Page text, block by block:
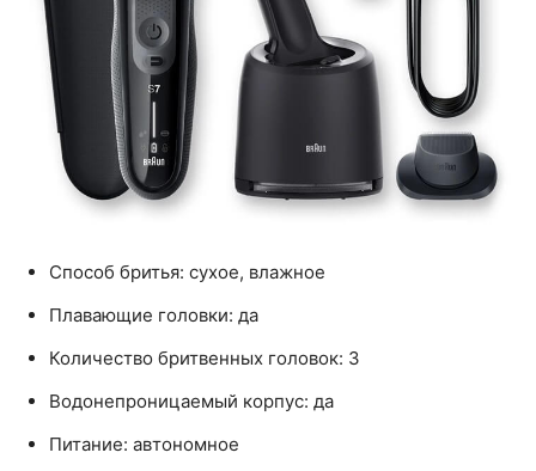
Способ бритья: сухое, влажное
Плавающие головки: да
Количество бритвенных головок: 3
Водонепроницаемый корпус: да
Питание: автономное